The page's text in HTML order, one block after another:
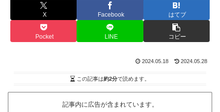
X Facebook はてブ
Pocket LINE コピー
2024.05.18 2024.05.28
この記事は約2分で読めます。
記事内に広告が含まれています。